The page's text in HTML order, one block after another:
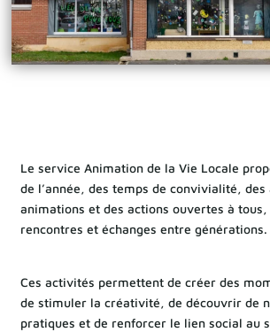
Le service Animation de la Vie Locale
de l’année, des temps de convivialité,
animations et des actions ouvertes à
rencontres et échanges entre générations.
Ces activités permettent de créer des
de stimuler la créativité, de découvrir de
pratiques et de renforcer le lien social au